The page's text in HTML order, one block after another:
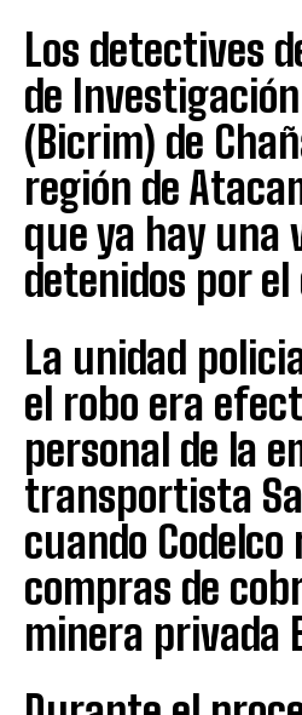
Los detectives
de
(Bicrim) de
región de
que ya hay una
detenidos por el
La unidad
el robo era
personal de la
transportista
cuando
compras de
minera privada